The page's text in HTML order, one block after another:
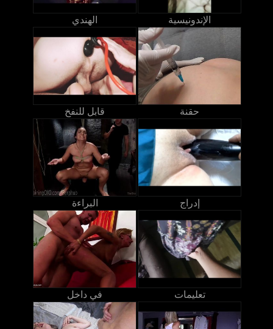
الهندي الإندونيسية
قابل للنفخ حقنة
البراءة إدراج
في داخل تعليمات